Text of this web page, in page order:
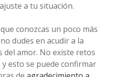
a tu situación.
conozcas un poco más
dudes en acudir a la
del amor. No existe retos
esto se puede confirmar